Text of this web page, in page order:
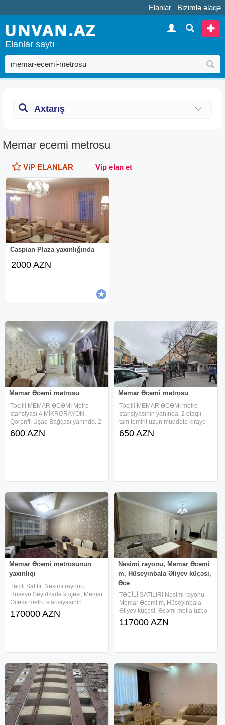
Elanlar Bizimlə əlaqə
Elanlar saytı
Axtarış
Memar ecemi metrosu
ViP ELANLAR Vip elan et
Caspian Plaza yaxınlığında
2000 AZN
Memar Əcəmi metrosu
Təcili! MEMAR ƏCƏMI Metro
stansiyası 4 MİKRORAYON,
Qərənfil Uşaq Bağçası yanında. 2
otaqlı uzun müddətə kirayə mənzil
verilir. Ümumi sahəsi 55 kv.m 5/4
600 AZN
Memar Əcəmi metrosu
Təcili! MEMAR ƏCƏMI metro
stansiyasının yanında, 2 otaqlı
tam təmirli uzun müddətə kirayə
mənzil verilir. Ümumi sahəsi 60
kv.m. 5/5-ci mərtəbəsindədir.
650 AZN
Memar Əcəmi metrosunun
yaxınlıqı
Təcili Satılır. Nəsimi rayonu,
Hüseyn Seyidzadə küçəsi, Memar
Əcəmi metro stansiyasının
yaxınlığında, Yeganə şadlıq
sarayının yanında 5-mərtəbəli
170000 AZN
Nəsimi rayonu, Memar Əcəmi
m, Hüseyinbala Əliyev küçəsi,
Əcə
TƏCİLİ SATILIR! Nəsimi rayonu,
Memar Əcəmi m, Hüseyinbala
Əliyev küçəsi, Əcəmi molla üzbə
üz, 5 mərtəbli binanın, 5-ci
mərtəbəsində, bütün əşyaları ilə
117000 AZN